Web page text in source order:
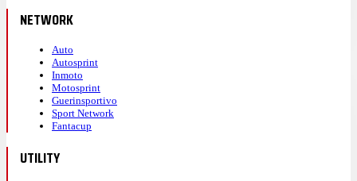
NETWORK
Auto
Autosprint
Inmoto
Motosprint
Guerinsportivo
Sport Network
Fantacup
UTILITY